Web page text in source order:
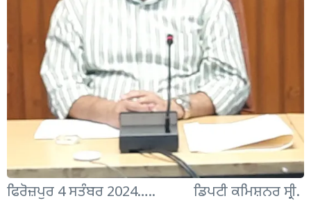
ਫਿਰੋਜ਼ਪੁਰ 4 ਸਤੰਬਰ 2024….. ਡਿਪਟੀ ਕਮਿਸ਼ਨਰ ਸ੍ਰੀ.